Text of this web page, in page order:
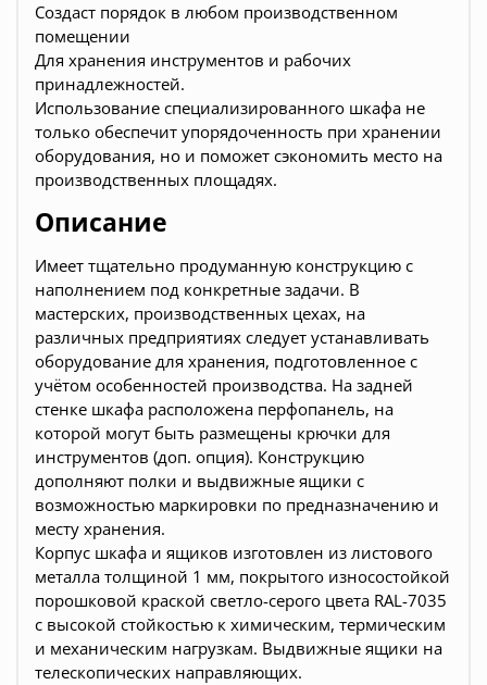
Создаст порядок в любом производственном
помещении
Для хранения инструментов и рабочих
принадлежностей.
Использование специализированного шкафа не
только обеспечит упорядоченность при хранении
оборудования, но и поможет сэкономить место на
производственных площадях.
Описание
Имеет тщательно продуманную конструкцию с
наполнением под конкретные задачи. В
мастерских, производственных цехах, на
различных предприятиях следует устанавливать
оборудование для хранения, подготовленное с
учётом особенностей производства. На задней
стенке шкафа расположена перфопанель, на
которой могут быть размещены крючки для
инструментов (доп. опция). Конструкцию
дополняют полки и выдвижные ящики с
возможностью маркировки по предназначению и
месту хранения.
Корпус шкафа и ящиков изготовлен из листового
металла толщиной 1 мм, покрытого износостойкой
порошковой краской светло-серого цвета RAL-7035
с высокой стойкостью к химическим, термическим
и механическим нагрузкам. Выдвижные ящики на
телескопических направляющих.